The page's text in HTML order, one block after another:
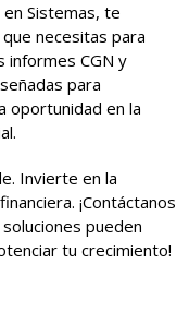
Sistemas, te
necesitas para
informes CGN y
para
oportunidad en la
Invierte en la
¡Contáctanos
pueden
tu crecimiento!